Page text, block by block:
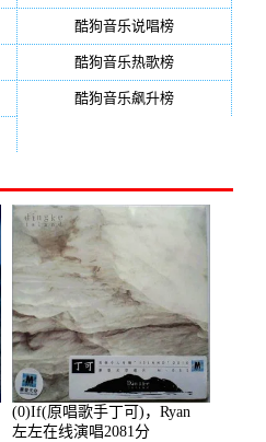
酷狗音乐说唱榜
酷狗音乐热歌榜
酷狗音乐飙升榜
(0)If(原唱歌手丁可)，Ryan
左左在线演唱2081分